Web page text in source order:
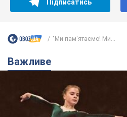
і вперше почула "Слава
доля Подкопаєвої, яка 30
"золото" Олімпіади
У фанатів донеччанки зберігся
покриття з надписом "Атланта-
8.08.2026 18:30 39,6 т.